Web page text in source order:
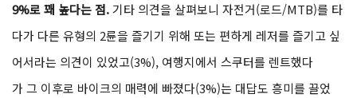
9%로 꽤 높다는 점.기타 의견을 살펴보니 자전거(로드/MTB)를 타
다가 다른 유형의 2륜을 즐기기 위해 또는 편하게 레저를 즐기고 싶
어서라는 의견이 있었고(3%), 여행지에서 스쿠터를 렌트했다
가 그 이후로 바이크의 매력에 빠졌다(3%)는 대답도 흥미를 끌었